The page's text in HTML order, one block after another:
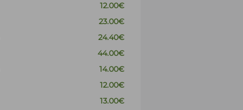
12.00€
23.00€
24.40€
44.00€
14.00€
12.00€
13.00€